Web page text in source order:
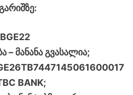
– მანანა გვასალია;
BANK;